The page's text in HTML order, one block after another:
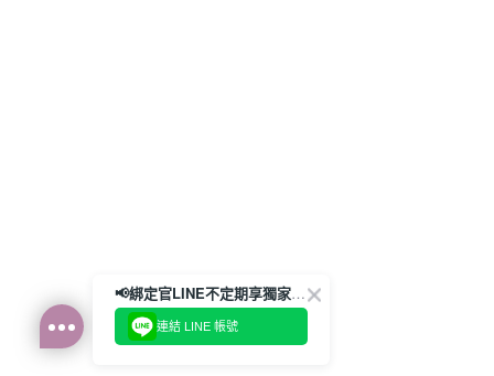
📢綁定官LINE不定期享獨家優惠券
連結 LINE 帳號